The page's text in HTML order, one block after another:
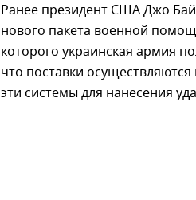
Ранее президент США Джо
нового пакета военной
которого украинская армия
что поставки
эти системы для нанесения